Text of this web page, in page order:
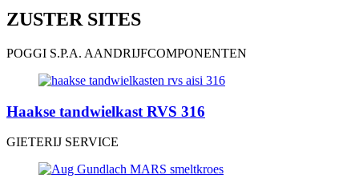
ZUSTER SITES
POGGI S.P.A. AANDRIJFCOMPONENTEN
Haakse tandwielkast RVS 316
GIETERIJ SERVICE